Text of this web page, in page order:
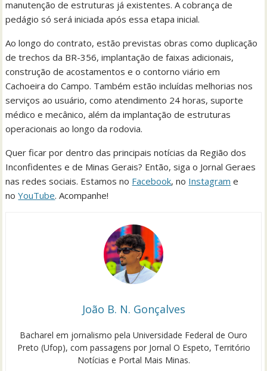
manutenção de estruturas já existentes. A cobrança de
pedágio só será iniciada após essa etapa inicial.
Ao longo do contrato, estão previstas obras como duplicação
de trechos da BR-356, implantação de faixas adicionais,
construção de acostamentos e o contorno viário em
Cachoeira do Campo. Também estão incluídas melhorias nos
serviços ao usuário, como atendimento 24 horas, suporte
médico e mecânico, além da implantação de estruturas
operacionais ao longo da rodovia.
Quer ficar por dentro das principais notícias da Região dos
Inconfidentes e de Minas Gerais? Então, siga o Jornal Geraes
nas redes sociais. Estamos no Facebook, no Instagram e
noYouTube. Acompanhe!
João B. N. Gonçalves
Bacharel em jornalismo pela Universidade Federal de Ouro
Preto (Ufop), com passagens por Jornal O Espeto, Território
Notícias e Portal Mais Minas.